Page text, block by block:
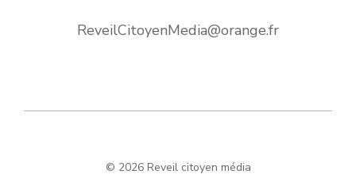
ReveilCitoyenMedia@orange.fr
© 2026 Reveil citoyen média